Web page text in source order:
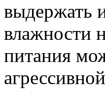
выдержать
влажности
питания